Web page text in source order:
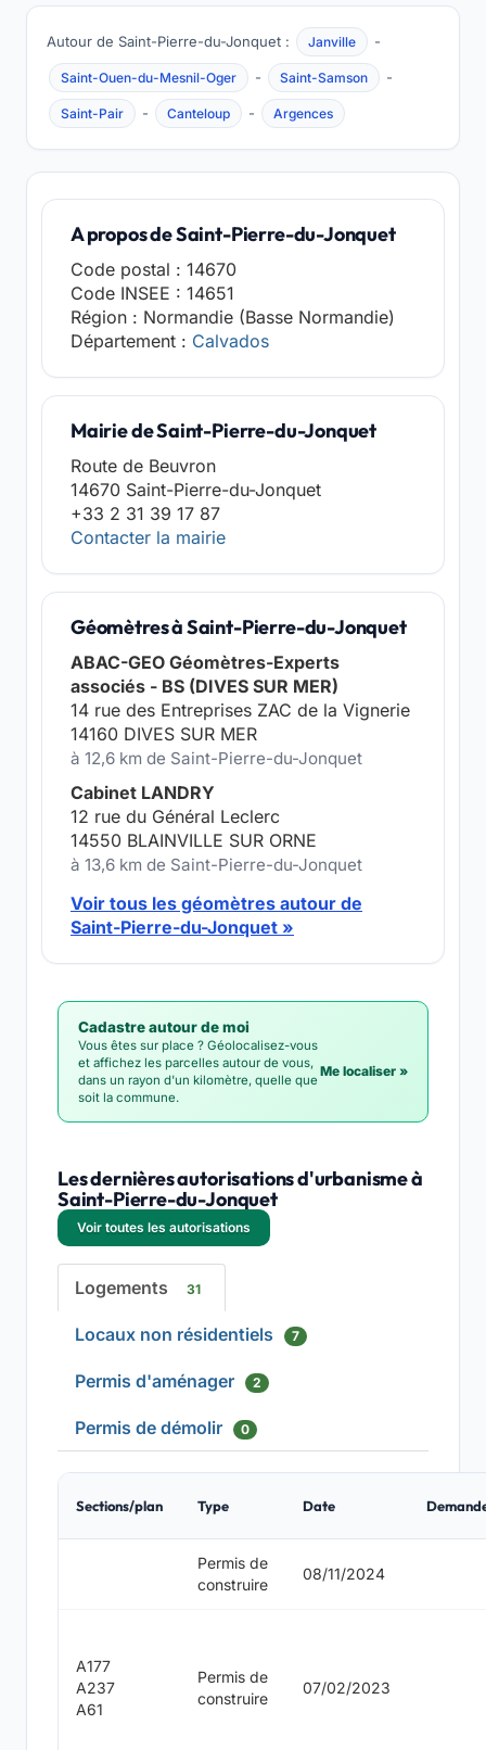
Autour de Saint-Pierre-du-Jonquet : Janville -
Saint-Ouen-du-Mesnil-Oger - Saint-Samson -
Saint-Pair - Canteloup - Argences
A propos de Saint-Pierre-du-Jonquet
Code postal : 14670
Code INSEE : 14651
Région : Normandie (Basse Normandie)
Département : Calvados
Mairie de Saint-Pierre-du-Jonquet
Route de Beuvron
14670 Saint-Pierre-du-Jonquet
+33 2 31 39 17 87
Contacter la mairie
Géomètres à Saint-Pierre-du-Jonquet
ABAC-GEO Géomètres-Experts
associés - BS (DIVES SUR MER)
14 rue des Entreprises ZAC de la Vignerie
14160 DIVES SUR MER
à 12,6 km de Saint-Pierre-du-Jonquet
Cabinet LANDRY
12 rue du Général Leclerc
14550 BLAINVILLE SUR ORNE
à 13,6 km de Saint-Pierre-du-Jonquet
Voir tous les géomètres autour de
Saint-Pierre-du-Jonquet »
Cadastre autour de moi
Vous êtes sur place ? Géolocalisez-vous
et affichez les parcelles autour de vous,
dans un rayon d'un kilomètre, quelle que
soit la commune.
Me localiser »
Les dernières autorisations d'urbanisme à
Saint-Pierre-du-Jonquet
Voir toutes les autorisations
Logements 31
Locaux non résidentiels 7
Permis d'aménager 2
Permis de démolir 0
Sections/plan Type Date
Permis de
construire
08/11/2024
A177
A237
A61
Permis de
construire
07/02/2023